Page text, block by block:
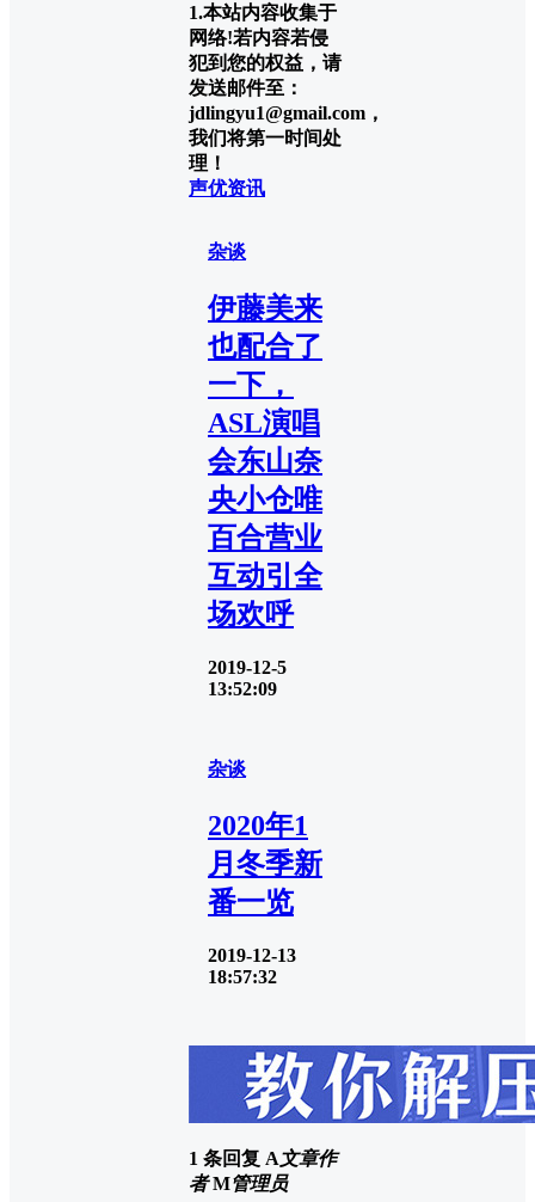
1.本站内容收集于
网络!若内容若侵
犯到您的权益，请
发送邮件至：
jdlingyu1@gmail.com，
我们将第一时间处
理！
声优资讯
杂谈
伊藤美来
也配合了
一下，
ASL演唱
会东山奈
央小仓唯
百合营业
互动引全
场欢呼
2019-12-5
13:52:09
杂谈
2020年1
月冬季新
番一览
2019-12-13
18:57:32
1 条回复 A文章作
者 M管理员